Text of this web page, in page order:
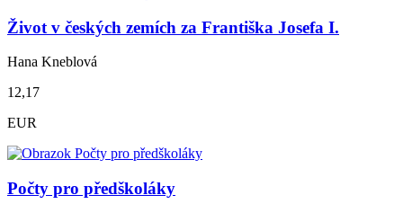
Život v českých zemích za Františka Josefa I.
Hana Kneblová
12,17
EUR
Počty pro předškoláky